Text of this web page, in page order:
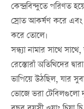
কেন্দ্রবিন্দুতে পরিণত
স্রোত আকর্ষণ করে এবং
করে তোলে।
সন্ধ্যা নামার সাথে
রেস্তোরাঁ অতিথিদের
ভাপিয়ে উঠছিল, যার
ভোজে ভরা টেবিলগুলো